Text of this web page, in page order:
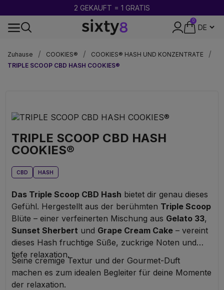
2 GEKAUFT = 1 GRATIS
0
Zuhause
COOKIES®
COOKIES® HASH UND KONZENTRATE
TRIPLE SCOOP CBD HASH COOKIES®
TRIPLE SCOOP CBD HASH
COOKIES®
CBD HASH
Das Triple Scoop CBD Hash bietet dir genau dieses
Gefühl. Hergestellt aus der berühmten Triple Scoop
Blüte – einer verfeinerten Mischung aus Gelato 33,
Sunset Sherbert und Grape Cream Cake – vereint
dieses Hash fruchtige Süße, zuckrige Noten und
tiefe relaxation.
Seine cremige Textur und der Gourmet-Duft
machen es zum idealen Begleiter für deine Momente
der relaxation.